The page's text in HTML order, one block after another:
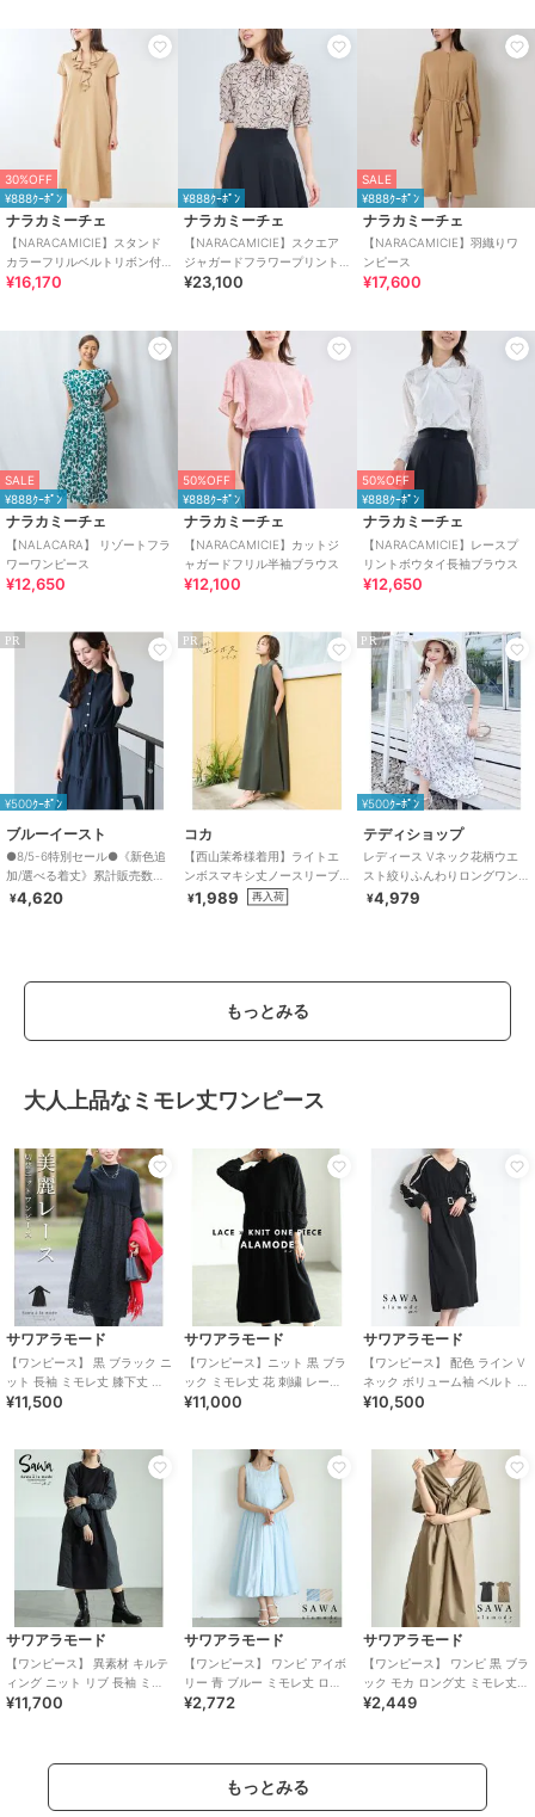
30%OFF
¥888ｸｰﾎﾟﾝ
ナラカミーチェ
【NARACAMICIE】スタンド
カラーフリルベルトリボン付
半袖ワンピース
¥16,170
¥888ｸｰﾎﾟﾝ
ナラカミーチェ
【NARACAMICIE】スクエア
ジャガードフラワープリント
リボン付き半袖ブラウス
¥23,100
SALE
¥888ｸｰﾎﾟﾝ
ナラカミーチェ
【NARACAMICIE】羽織りワ
ンピース
¥17,600
SALE
¥888ｸｰﾎﾟﾝ
ナラカミーチェ
【NALACARA】 リゾートフラ
ワーワンピース
¥12,650
50%OFF
¥888ｸｰﾎﾟﾝ
ナラカミーチェ
【NARACAMICIE】カットジ
ャガードフリル半袖ブラウス
¥12,100
50%OFF
¥888ｸｰﾎﾟﾝ
ナラカミーチェ
【NARACAMICIE】レースプ
リントボウタイ長袖ブラウス
¥12,650
PR
¥500ｸｰﾎﾟﾝ
ブルーイースト
●8/5-6特別セール●《新色追
加/選べる着丈》累計販売数
70000枚突破！アソート柄ワ
¥4,620
PR
コカ
【西山茉希様着用】ライトエ
ンボスマキシ丈ノースリーブ
ワンピース 全4色 / シワになり
¥1,989 再入荷
PR
¥500ｸｰﾎﾟﾝ
テディショップ
レディース Vネック花柄ウエ
スト絞りふんわりロングワン
ピース
¥4,979
もっとみる
大人上品なミモレ丈ワンピース
サワアラモード
【ワンピース】 黒 ブラック ニ
ット 長袖 ミモレ丈 膝下丈 レ
ース ハイネック 切替え 花 無
¥11,500
サワアラモード
【ワンピース】ニット 黒 ブラ
ック ミモレ丈 花 刺繍 レース
長袖 無地 フレア エレガント
¥11,000
サワアラモード
【ワンピース】 配色 ライン V
ネック ボリューム袖 ベルト カ
シュクール 長袖 ミモレ ブラッ
¥10,500
サワアラモード
【ワンピース】 異素材 キルテ
ィング ニット リブ 長袖 ミモ
レ パフスリーブ ブラック 秋
¥11,700
サワアラモード
【ワンピース】 ワンピ アイボ
リー 青 ブルー ミモレ丈 ロン
グ丈 ノースリーブ バルーン ポ
¥2,772
サワアラモード
【ワンピース】 ワンピ 黒 ブラ
ック モカ ロング丈 ミモレ丈
ギャザー スリット 無地 Vネッ
¥2,449
もっとみる